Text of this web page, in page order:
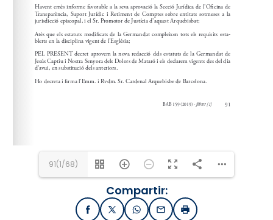
91(1/68)
Compartir:
FacebookX / TwitterWhatsApp
EmailImprimir